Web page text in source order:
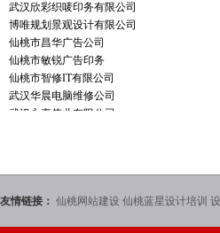
武汉欣彩织唛印务有限公司
博唯规划景观设计有限公司
仙桃市昌华广告公司
仙桃市敏锐广告印务
仙桃市智修IT有限公司
武汉华晨电脑维修公司
武汉永嘉伟业有限公司
江苏宗申三轮
友情链接： 仙桃网站建设 仙桃蓝星设计培训